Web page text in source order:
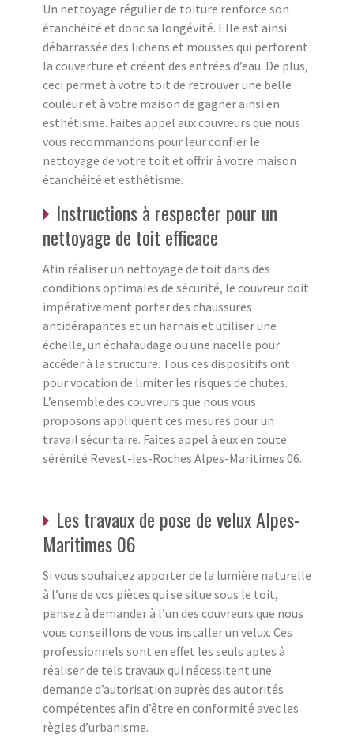
Un nettoyage régulier de toiture renforce son
étanchéité et donc sa longévité. Elle est ainsi
débarrassée des lichens et mousses qui perforent
la couverture et créent des entrées d’eau. De plus,
ceci permet à votre toit de retrouver une belle
couleur et à votre maison de gagner ainsi en
esthétisme. Faites appel aux couvreurs que nous
vous recommandons pour leur confier le
nettoyage de votre toit et offrir à votre maison
étanchéité et esthétisme.
Instructions à respecter pour un
nettoyage de toit efficace
Afin réaliser un nettoyage de toit dans des
conditions optimales de sécurité, le couvreur doit
impérativement porter des chaussures
antidérapantes et un harnais et utiliser une
échelle, un échafaudage ou une nacelle pour
accéder à la structure. Tous ces dispositifs ont
pour vocation de limiter les risques de chutes.
L’ensemble des couvreurs que nous vous
proposons appliquent ces mesures pour un
travail sécuritaire. Faites appel à eux en toute
sérénité Revest-les-Roches Alpes-Maritimes 06.
Les travaux de pose de velux Alpes-
Maritimes 06
Si vous souhaitez apporter de la lumière naturelle
à l’une de vos pièces qui se situe sous le toit,
pensez à demander à l’un des couvreurs que nous
vous conseillons de vous installer un velux. Ces
professionnels sont en effet les seuls aptes à
réaliser de tels travaux qui nécessitent une
demande d’autorisation auprès des autorités
compétentes afin d’être en conformité avec les
règles d’urbanisme.